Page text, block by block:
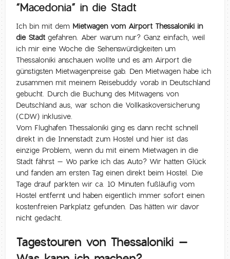
“Macedonia” in die Stadt
Ich bin mit dem Mietwagen vom Airport Thessaloniki in
die Stadt gefahren. Aber warum nur? Ganz einfach, weil
ich mir eine Woche die Sehenswürdigkeiten um
Thessaloniki anschauen wollte und es am Airport die
günstigsten Mietwagenpreise gab. Den Mietwagen habe ich
zusammen mit meinem Reisebuddy vorab in Deutschland
gebucht. Durch die Buchung des Mitwagens von
Deutschland aus, war schon die Vollkaskoversicherung
(CDW) inklusive.
Vom Flughafen Thessaloniki ging es dann recht schnell
direkt in die Innenstadt zum Hostel und hier ist das
einzige Problem, wenn du mit einem Mietwagen in die
Stadt fährst – Wo parke ich das Auto? Wir hatten Glück
und fanden am ersten Tag einen direkt beim Hostel. Die
Tage drauf parkten wir ca. 10 Minuten fußläufig vom
Hostel entfernt und haben eigentlich immer sofort einen
kostenfreien Parkplatz gefunden. Das hätten wir davor
nicht gedacht.
Tagestouren von Thessaloniki –